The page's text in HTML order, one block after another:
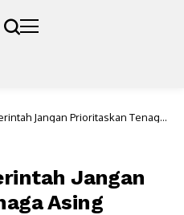
Jangan Prioritaskan Tenaga
Jangan
Asing